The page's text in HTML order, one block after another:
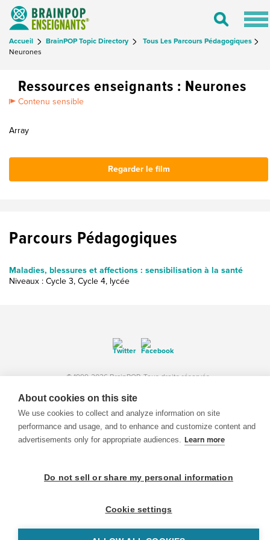
Toggle
Accueil BrainPOP Topic Directory
Tous Les Parcours Pédagogiques
Neurones
Ressources enseignants : Neurones
Contenu sensible
Array
Regarder le film
Parcours Pédagogiques
Maladies, blessures et affections : sensibilisation à la santé
Niveaux : Cycle 3, Cycle 4, lycée
© 1999-2026 BrainPOP. Tous droits réservés.
enseignants is proudly powered byWordPress. Built bySlipFire Web Development
About cookies on this site
We use cookies to collect and analyze information on site
performance and usage, and to enhance and customize content and
advertisements only for appropriate audiences. Learn more
Do not sell or share my personal information
Cookie settings